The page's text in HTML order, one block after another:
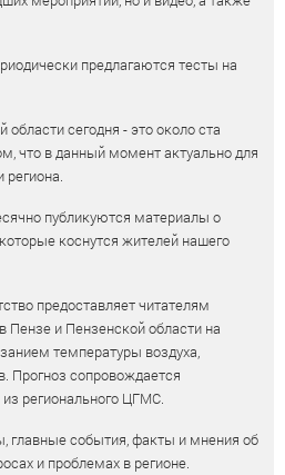
предлагаются тесты на
сегодня - это около ста
что в данный момент актуально для
региона.
публикуются материалы о
коснутся жителей нашего
предоставляет читателям
Пензе и Пензенской области на
температуры воздуха,
Прогноз сопровождается
регионального ЦГМС.
главные события, факты и мнения об
и проблемах в регионе.